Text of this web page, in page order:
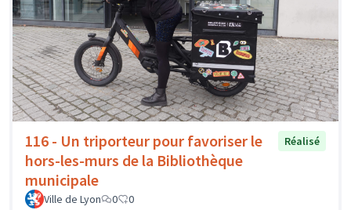
116 - Un triporteur pour favoriser le
hors-les-murs de la Bibliothèque
municipale
Réalisé
Ville de Lyon 0 0